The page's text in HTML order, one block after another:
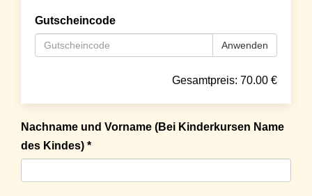
Gutscheincode
Anwenden
Gesamtpreis: 70.00 €
Nachname und Vorname (Bei Kinderkursen Name
des Kindes) *